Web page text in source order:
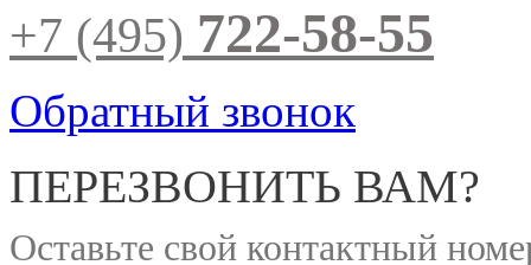
+7 (495) 722-58-55
Обратный звонок
ПЕРЕЗВОНИТЬ ВАМ?
Оставьте свой контактный